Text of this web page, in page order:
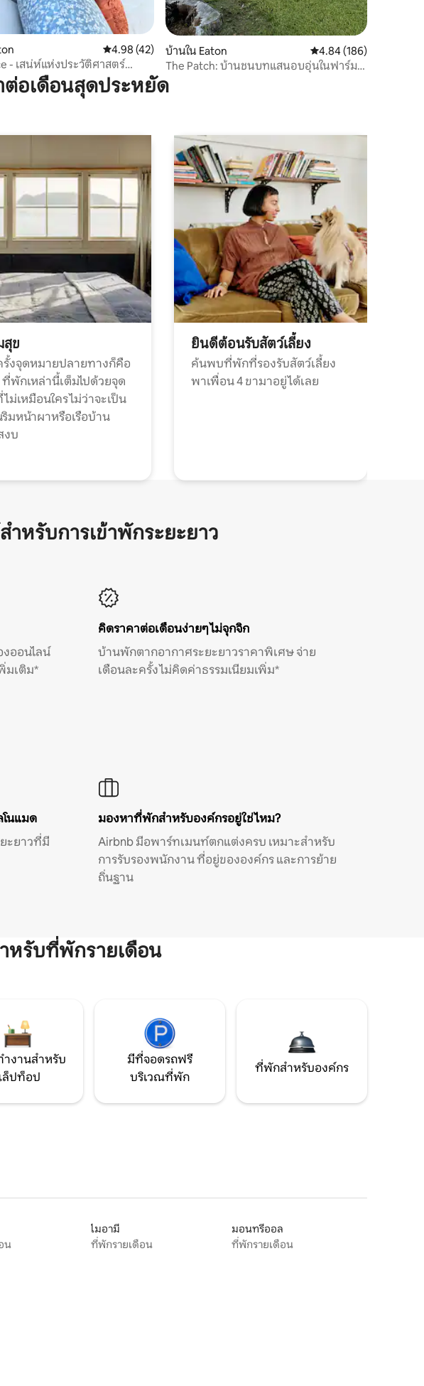
คะแนนเฉลี่ย 4.98 จาก 5, 42 รีวิว
4.98 (42)
- เสน่ห์แห่งประวัติศาสตร์
แบบโมเดิร์น
บ้านใน Eaton คะแนนเฉลี่ย 4.84 จาก
4.84 (186)
The Patch: บ้านชนบทแสนอบอุ่นในฟาร์ม
ชนบท
ต่อเดือนสุดประหยัด
สุข
รั้งจุดหมายปลายทางก็คือ
พักเหล่านี้เต็มไปด้วยจุด
ม่เหมือนใคร ไม่ว่าจะเป็น
มหน้าผาหรือเรือบ้าน
งบ
ยินดีต้อนรับสัตว์เลี้ยง
ค้นพบที่พักที่รองรับสัตว์เลี้ยง
พาเพื่อน 4 ขามาอยู่ได้เลย
หรับการเข้าพักระยะยาว
งออนไลน์
มเติม*
คิดราคาต่อเดือนง่ายๆ ไม่จุกจิก
บ้านพักตากอากาศระยะยาวราคาพิเศษ จ่าย
เดือนละครั้ง ไม่คิดค่าธรรมเนียมเพิ่ม*
นแมด
ะยาวที่มี
มองหาที่พักสำหรับองค์กรอยู่ใช่ไหม?
Airbnb มีอพาร์ทเมนท์ตกแต่งครบ เหมาะสำหรับ
การรับรองพนักงาน ที่อยู่ขององค์กร และการย้าย
ถิ่นฐาน
หรับที่พักรายเดือน
งานสำหรับ
ล็ปท็อป
มีที่จอดรถฟรี
บริเวณที่พัก
ที่พักสำหรับองค์กร
น
ไมอามี
ที่พักรายเดือน
มอนทรีออล
ที่พักรายเดือน